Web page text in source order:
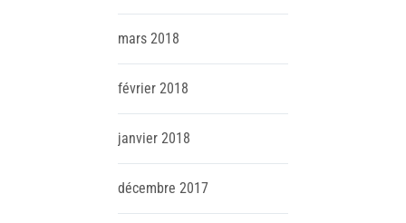
mars 2018
février 2018
janvier 2018
décembre 2017